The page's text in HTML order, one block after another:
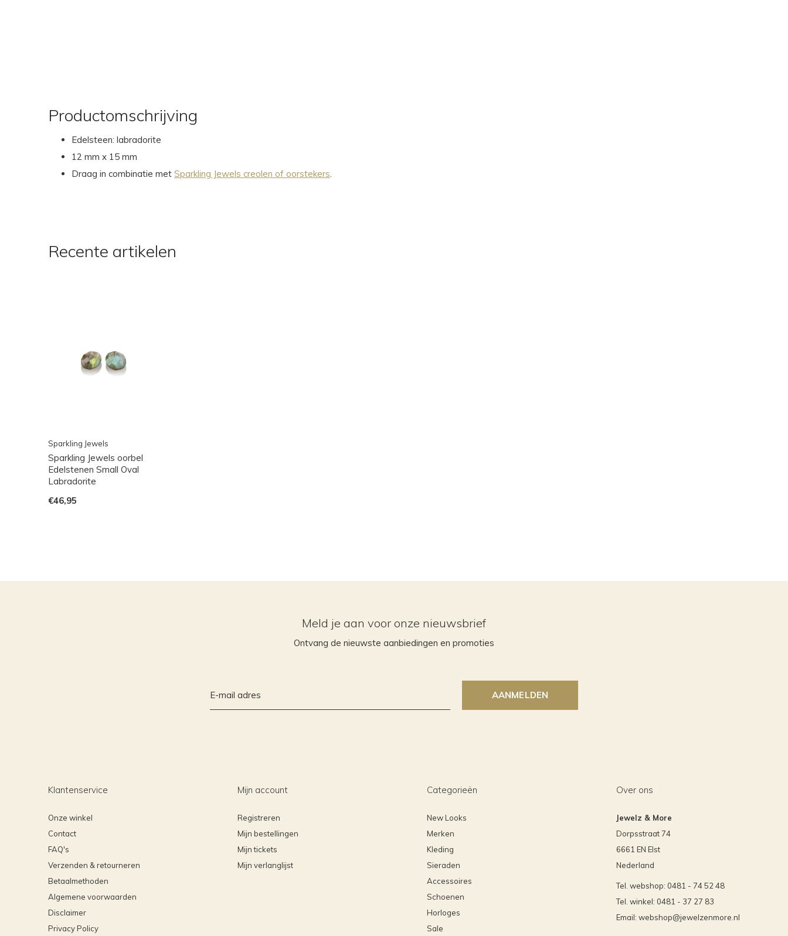
Productomschrijving
Edelsteen: labradorite
12 mm x 15 mm
Draag in combinatie met Sparkling Jewels creolen of oorstekers.
Recente artikelen
Sparkling Jewels
Sparkling Jewels oorbel
Edelstenen Small Oval
Labradorite
€46,95
Meld je aan voor onze nieuwsbrief
Ontvang de nieuwste aanbiedingen en promoties
AANMELDEN
Klantenservice
Onze winkel
Contact
FAQ's
Verzenden & retourneren
Betaalmethoden
Algemene voorwaarden
Disclaimer
Privacy Policy
Mijn account
Registreren
Mijn bestellingen
Mijn tickets
Mijn verlanglijst
Categorieën
New Looks
Merken
Kleding
Sieraden
Accessoires
Schoenen
Horloges
Sale
Over ons
Jewelz & More
Dorpsstraat 74
6661 EN Elst
Nederland
Tel. webshop: 0481 - 74 52 48
Tel. winkel: 0481 - 37 27 83
Email: webshop@jewelzenmore.nl